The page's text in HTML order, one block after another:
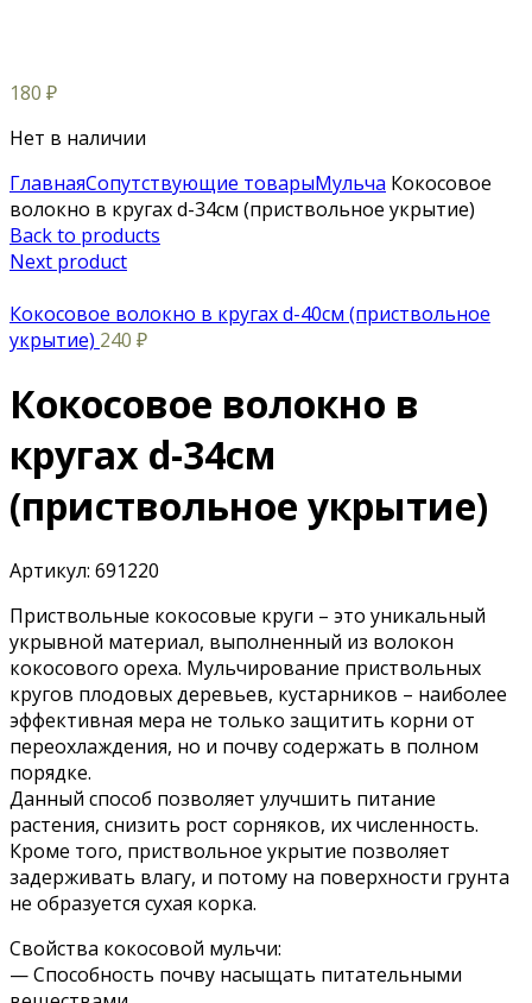
180 ₽
Нет в наличии
ГлавнаяСопутствующие товарыМульча Кокосовое
волокно в кругах d-34см (приствольное укрытие)
Back to products
Next product
Кокосовое волокно в кругах d-40см (приствольное
укрытие) 240 ₽
Кокосовое волокно в
кругах d-34см
(приствольное укрытие)
Артикул: 691220
Приствольные кокосовые круги – это уникальный
укрывной материал, выполненный из волокон
кокосового ореха. Мульчирование приствольных
кругов плодовых деревьев, кустарников – наиболее
эффективная мера не только защитить корни от
переохлаждения, но и почву содержать в полном
порядке.
Данный способ позволяет улучшить питание
растения, снизить рост сорняков, их численность.
Кроме того, приствольное укрытие позволяет
задерживать влагу, и потому на поверхности грунта
не образуется сухая корка.
Свойства кокосовой мульчи:
— Способность почву насыщать питательными